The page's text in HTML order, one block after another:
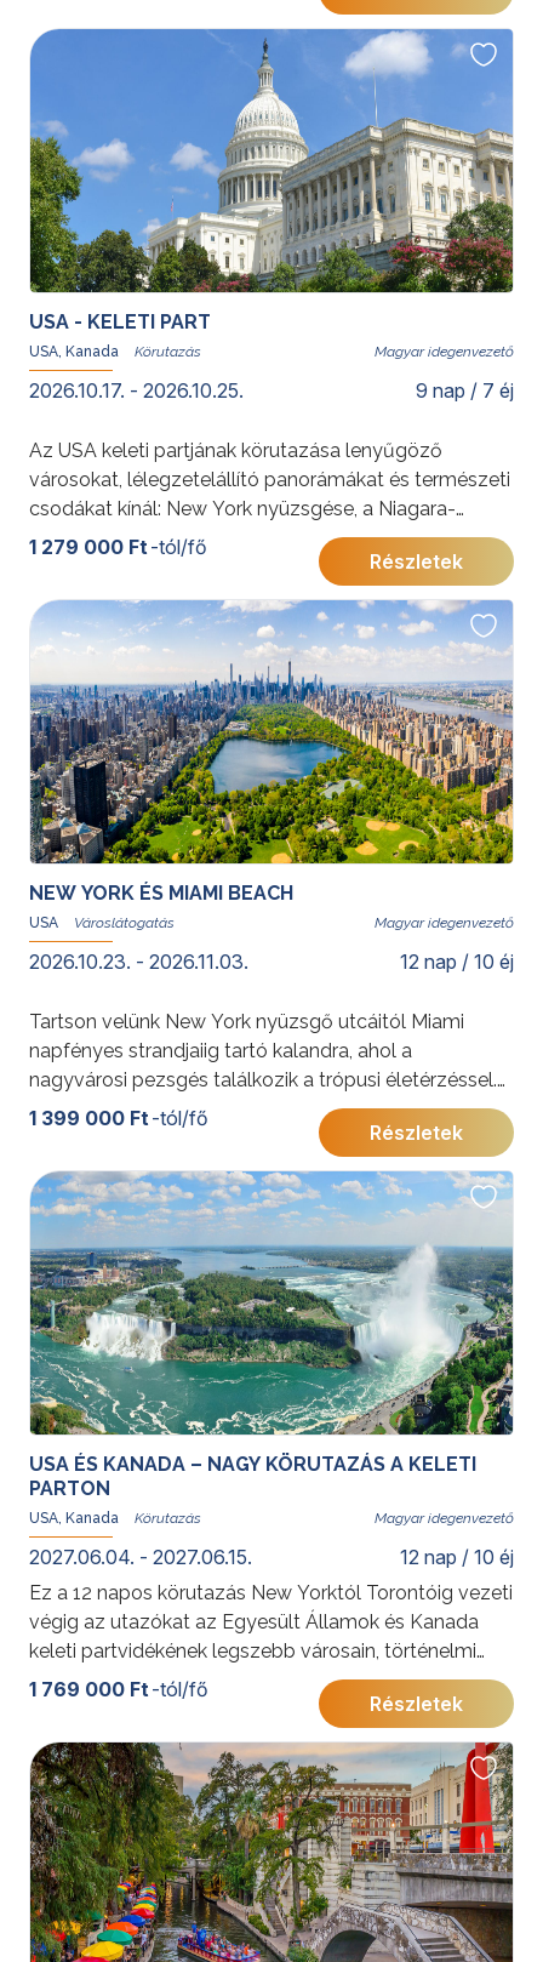
az Egyesült Államok születésének történetén, a
nagyvárosi pezsgéstől a történelmi örökségeken át
az amerikai nemzet bölcsőjéig.
További érdekességekért az Amerikai Egyesült
Államokról kattintson
ide.
USA - KELETI PART
USA, Kanada Magyar idegenvezető
2026.10.17. - 2026.10.25. 9 nap / 7 éj
Az USA keleti partjának körutazása lenyűgöző
városokat, lélegzetelállító panorámákat és természeti
csodákat kínál: New York nyüzsgése, a Niagara-
vízesés ereje és Washington történelmi emlékei
felejthetetlen élményt nyújtanak. A felhőkarcolóktól a
tóvidékig, ez az utazás Amerika sokszínűségét tárja
fel.
További érdekességekért az Amerikai Egyesült
Államokról kattintson ide.
1 279 000 Ft -tól/fő
Részletek
NEW YORK ÉS MIAMI BEACH
USA Magyar idegenvezető
2026.10.23. - 2026.11.03. 12 nap / 10 éj
Tartson velünk New York nyüzsgő utcáitól Miami
napfényes strandjaiig tartó kalandra, ahol a
nagyvárosi pezsgés találkozik a trópusi életérzéssel.
Ikonikus látnivalók, art deco hangulat és kulturális
sokszínűség várja egy felejthetetlen utazáson.
További érdekességekért az Amerikai Egyesült
Államokról kattintson ide.
1 399 000 Ft -tól/fő
Részletek
USA ÉS KANADA – NAGY KÖRUTAZÁS A KELETI
PARTON
USA, Kanada Magyar idegenvezető
2027.06.04. - 2027.06.15. 12 nap / 10 éj
Ez a 12 napos körutazás New Yorktól Torontóig vezeti
végig az utazókat az Egyesült Államok és Kanada
keleti partvidékének legszebb városain, történelmi
emlékhelyein és természeti látnivalóin. A modern
világvárosok, a francia-kanadai kultúra, a festői 1000-
sziget vidéke és a Niagara-vízesés együtt olyan
élményt nyújtanak, amely első észak-amerikai
utazásnak, de visszatérő látogatóknak is kiváló
választás.
További érdekességekért az Amerikai Egyesült
Államokról kattintson ide., Kanadáról pedigide.
1 769 000 Ft -tól/fő
Részletek